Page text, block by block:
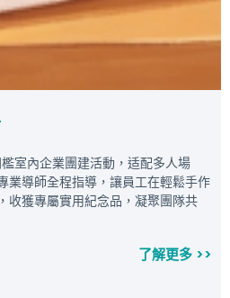
室內企業團建活動，适配多人場
業導師全程指導，讓員工在輕鬆手作
收獲專屬實用紀念品，凝聚團隊共
了解更多 >>